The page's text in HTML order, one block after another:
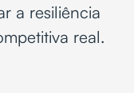
a resiliência
real.